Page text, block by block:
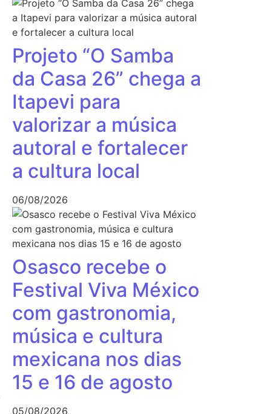
Projeto “O Samba
da Casa 26” chega a
Itapevi para
valorizar a música
autoral e fortalecer
a cultura local
06/08/2026
Osasco recebe o
Festival Viva México
com gastronomia,
música e cultura
mexicana nos dias
15 e 16 de agosto
05/08/2026